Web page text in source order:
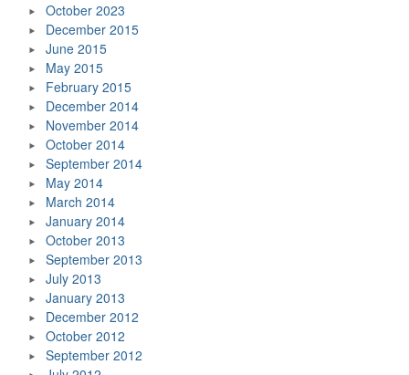
October 2023
December 2015
June 2015
May 2015
February 2015
December 2014
November 2014
October 2014
September 2014
May 2014
March 2014
January 2014
October 2013
September 2013
July 2013
January 2013
December 2012
October 2012
September 2012